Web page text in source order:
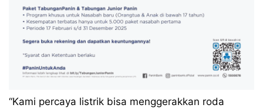
“Kami percaya listrik bisa menggerakkan roda